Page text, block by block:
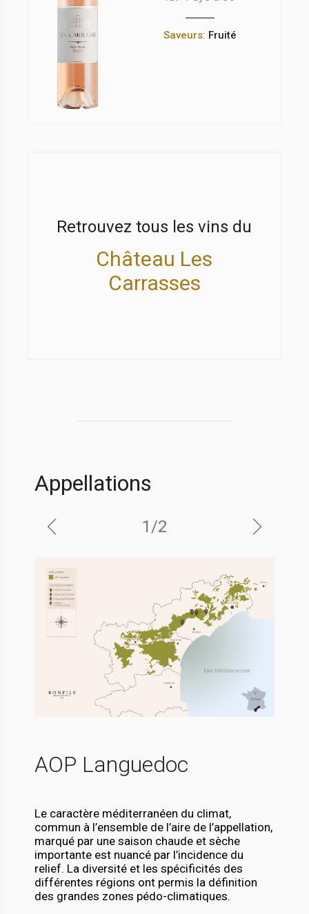
Saveurs: Fruité
Retrouvez tous les vins du
Château Les
Carrasses
Appellations
1 /2
AOP Languedoc
Le caractère méditerranéen du climat,
commun à l’ensemble de l’aire de l’appellation,
marqué par une saison chaude et sèche
importante est nuancé par l’incidence du
relief. La diversité et les spécificités des
différentes régions ont permis la définition
des grandes zones pédo-climatiques.